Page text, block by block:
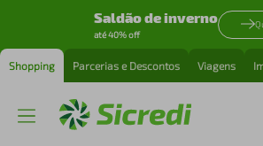
Saldão de inverno
até 40% off
Shopping Parcerias e Descontos Viagens